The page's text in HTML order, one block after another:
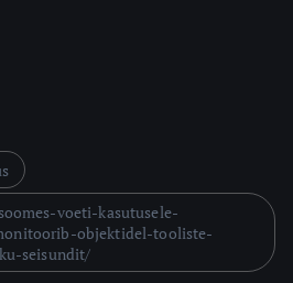
voeti-kasutusele-
objektidel-tooliste-
seisundit/